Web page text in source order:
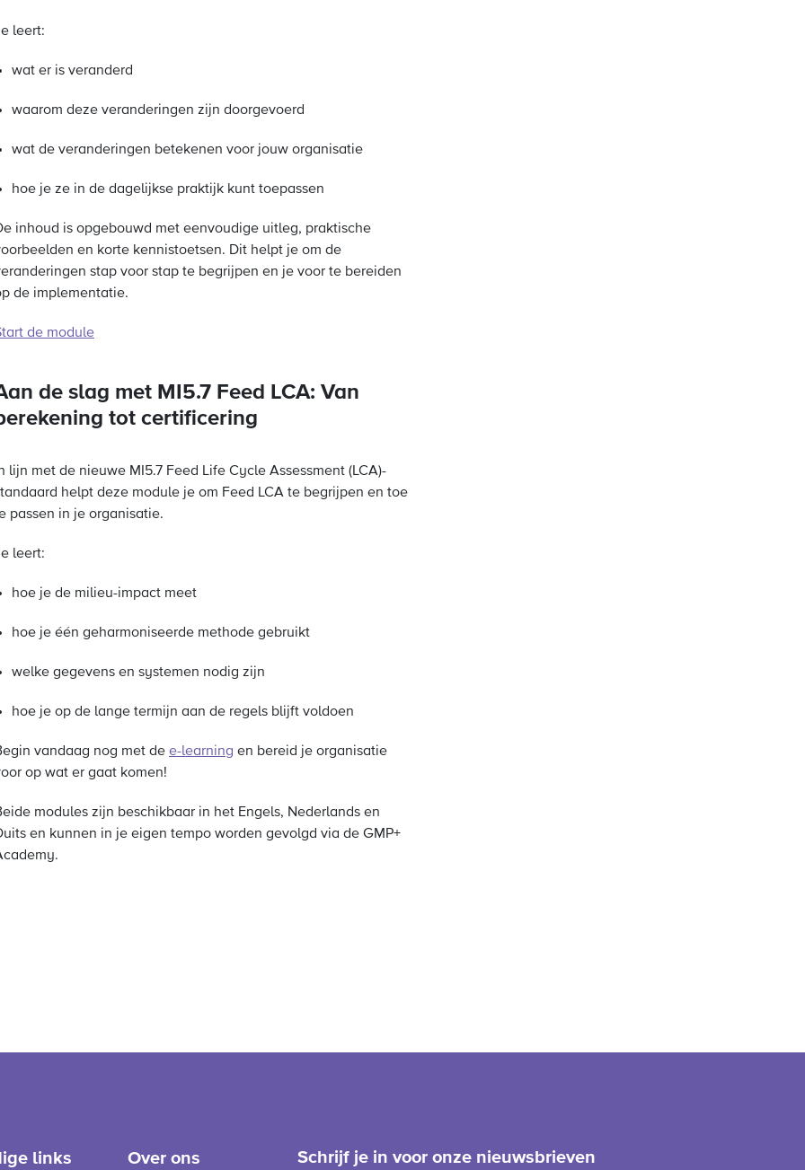
leert:
wat er is veranderd
waarom deze veranderingen zijn doorgevoerd
wat de veranderingen betekenen voor jouw organisatie
hoe je ze in de dagelijkse praktijk kunt toepassen
inhoud is opgebouwd met eenvoudige uitleg, praktische
en korte kennistoetsen. Dit helpt je om de
stap voor stap te begrijpen en je voor te bereiden
de implementatie.
de module
de slag met MI5.7 Feed LCA: Van
tot certificering
lijn met de nieuwe MI5.7 Feed Life Cycle Assessment (LCA)-
helpt deze module je om Feed LCA te begrijpen en toe
passen in je organisatie.
leert:
hoe je de milieu-impact meet
hoe je één geharmoniseerde methode gebruikt
welke gegevens en systemen nodig zijn
hoe je op de lange termijn aan de regels blijft voldoen
vandaag nog met de e-learning en bereid je organisatie
op wat er gaat komen!
modules zijn beschikbaar in het Engels, Nederlands en
en kunnen in je eigen tempo worden gevolgd via de GMP+
links Over ons Schrijf je in voor onze nieuwsbrieven